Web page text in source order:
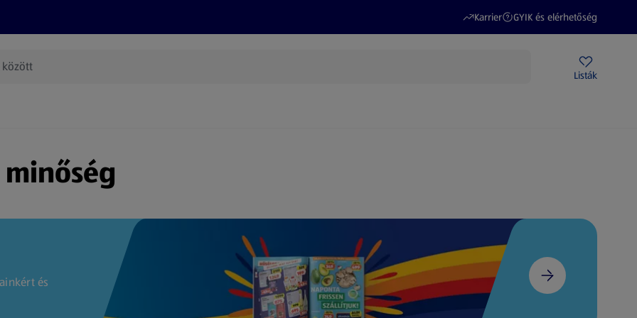
Karrier
(új oldalon nyílik meg)
GYIK és elérhetőség
(új oldalon nyílik meg)
Listák
és